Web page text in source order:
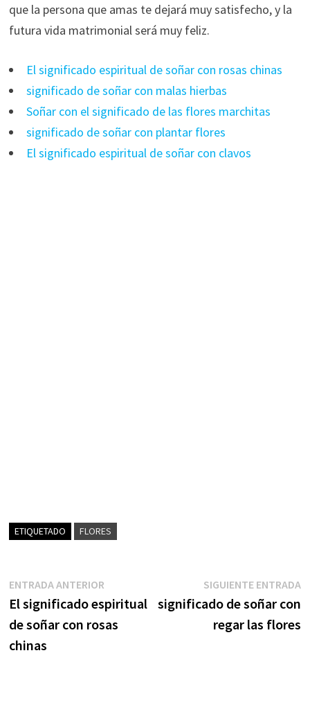
que la persona que amas te dejará muy satisfecho, y la
futura vida matrimonial será muy feliz.
El significado espiritual de soñar con rosas chinas
significado de soñar con malas hierbas
Soñar con el significado de las flores marchitas
significado de soñar con plantar flores
El significado espiritual de soñar con clavos
ETIQUETADO FLORES
Navegación
de
entradas
ENTRADA ANTERIOREntrada
anterior:
El significado espiritual
de soñar con rosas
chinas
SIGUIENTE ENTRADA
significado de soñar con
regar las flores